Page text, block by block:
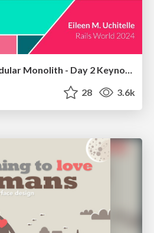
The Myth of the Modular Monolith - Day 2 Keynote - Rails World 2024
28 3.6k